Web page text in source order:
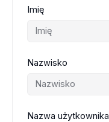
Imię
Nazwisko
Nazwa użytkownika